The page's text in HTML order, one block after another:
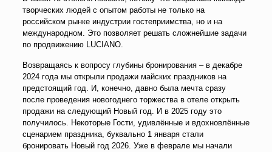
творческих людей с опытом работы не только на
российском рынке индустрии гостеприимства, но и на
международном. Это позволяет решать сложнейшие задачи
по продвижению LUCIANO.
Возвращаясь к вопросу глубины бронирования – в декабре
2024 года мы открыли продажи майских праздников на
предстоящий год. И, конечно, давно была мечта сразу
после проведения новогоднего торжества в отеле открыть
продажи на следующий Новый год. И в 2025 году это
получилось. Некоторые Гости, удивлённые и вдохновлённые
сценарием праздника, буквально 1 января стали
бронировать Новый год 2026. Уже в феврале мы начали